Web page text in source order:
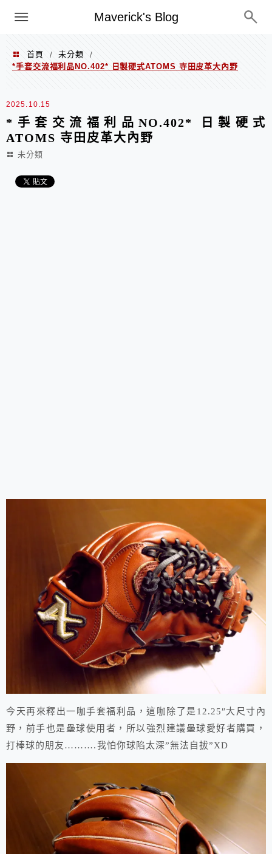
Maverick's Blog
Menu
首頁 / 未分類
/
*手套交流福利品NO.402* 日製硬式ATOMS 寺田皮革大內野
2025.10.15
*手套交流福利品NO.402* 日製硬式
ATOMS 寺田皮革大內野
未分類
今天再來釋出一咖手套福利品，這咖除了是12.25″大尺寸內
野，前手也是壘球使用者，所以強烈建議壘球愛好者購買，
打棒球的朋友……….我怕你球陷太深”無法自拔”XD